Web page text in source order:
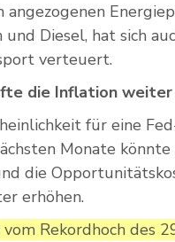
angezogenen
und Diesel, hat sich
verteuert.
die Inflation weiter
für eine
Monate
die
erhöhen.
Rekordhoch des